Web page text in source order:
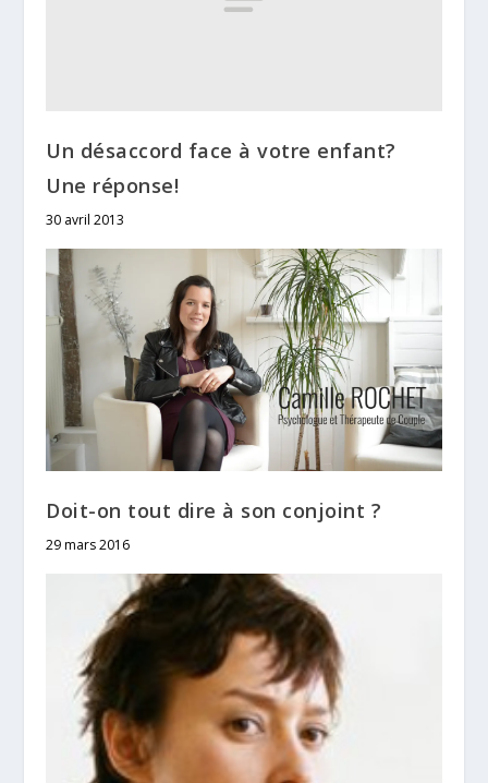
Un désaccord face à votre enfant?
Une réponse!
30 avril 2013
Doit-on tout dire à son conjoint ?
29 mars 2016